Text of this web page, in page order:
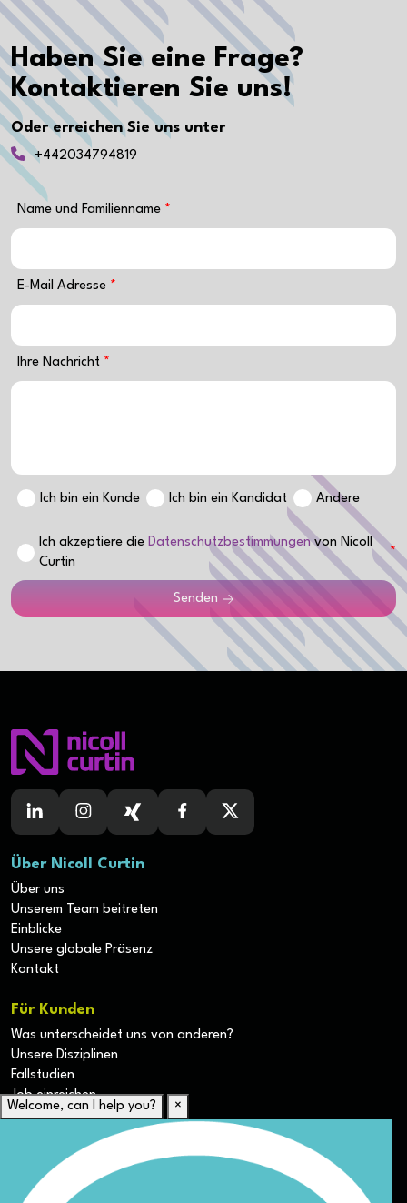
Haben Sie eine Frage?
Kontaktieren Sie uns!
Oder erreichen Sie uns unter
+442034794819
Name und Familienname
E-Mail Adresse
Ihre Nachricht
Ich bin ein Kunde Ich bin ein Kandidat Andere
Ich akzeptiere die Datenschutzbestimmungenvon Nicoll
Curtin
Senden
Über Nicoll Curtin
Über uns
Unserem Team beitreten
Einblicke
Unsere globale Präsenz
Kontakt
Für Kunden
Was unterscheidet uns von anderen?
Unsere Disziplinen
Fallstudien
Job einreichen
Für Kandidaten
Lebenslauf hochladen
Karriere-Ressourcen
Welcome, can I help you? ×